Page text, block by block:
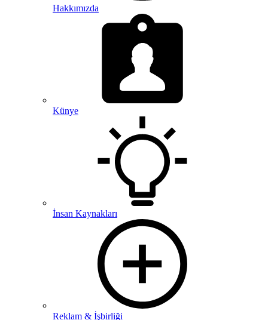
Hakkımızda
Künye
İnsan Kaynakları
Reklam & İşbirliği